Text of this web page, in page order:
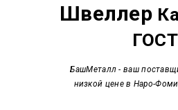
Швеллер
ГОСТ
БашМеталл - ваш
низкой цене в Наро-